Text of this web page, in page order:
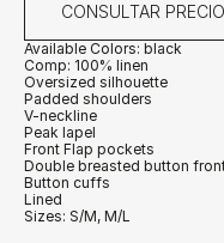
CONSULTAR PRECIO
Available Colors: black
Comp: 100% linen
Oversized silhouette
Padded shoulders
V-neckline
Peak lapel
Front Flap pockets
Double breasted button
Button cuffs
Lined
Sizes: S/M, M/L